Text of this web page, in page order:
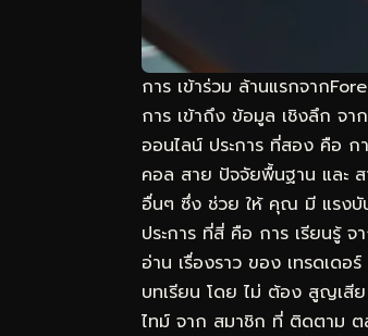
การ เข้าร่วม ล้านแรกจาก
การ เข้าถึง ข้อมูล เชิงลึก จ
ออนไลน์ ประการ ที่สอง คือ
คอล สาย ปัจจัยพื้นฐาน และ ส
อื่นๆ ซึ่ง ช่วย ให้ คุณ มี แรงบั
ประการ ที่สี่ คือ การ เรียนรู้
อ่าน เรื่องราว ของ เทรดเด
บทเรียน โดย ไม่ ต้อง สูญเสี
ไทม์ จาก สมาชิก ที่ ติดตาม